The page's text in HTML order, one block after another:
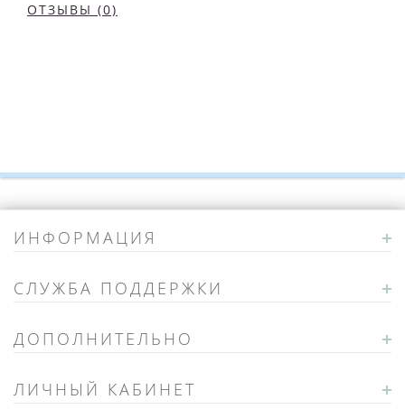
ОТЗЫВЫ (0)
ИНФОРМАЦИЯ
СЛУЖБА ПОДДЕРЖКИ
ДОПОЛНИТЕЛЬНО
ЛИЧНЫЙ КАБИНЕТ